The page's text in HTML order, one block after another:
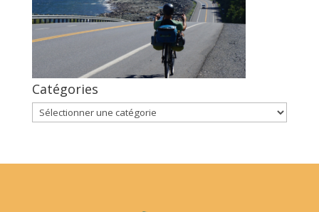
Catégories
Catégories